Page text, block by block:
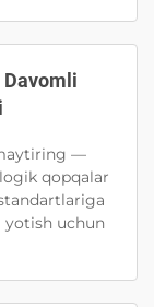
Davomli
—
qopqalar
yotish uchun